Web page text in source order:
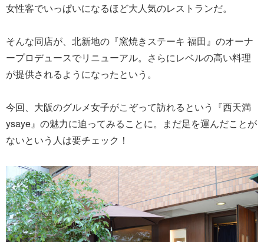
女性客でいっぱいになるほど大人気のレストランだ。
そんな同店が、北新地の『窯焼きステーキ 福田』のオーナ
ープロデュースでリニューアル。さらにレベルの高い料理
が提供されるようになったという。
今回、大阪のグルメ女子がこぞって訪れるという『西天満
ysaye』の魅力に迫ってみることに。まだ足を運んだことが
ないという人は要チェック！